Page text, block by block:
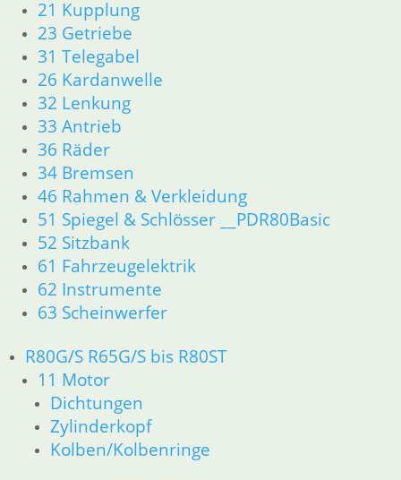
21 Kupplung
23 Getriebe
31 Telegabel
26 Kardanwelle
32 Lenkung
33 Antrieb
36 Räder
34 Bremsen
46 Rahmen & Verkleidung
51 Spiegel & Schlösser __PDR80Basic
52 Sitzbank
61 Fahrzeugelektrik
62 Instrumente
63 Scheinwerfer
R80G/S R65G/S bis R80ST
11 Motor
Dichtungen
Zylinderkopf
Kolben/Kolbenringe